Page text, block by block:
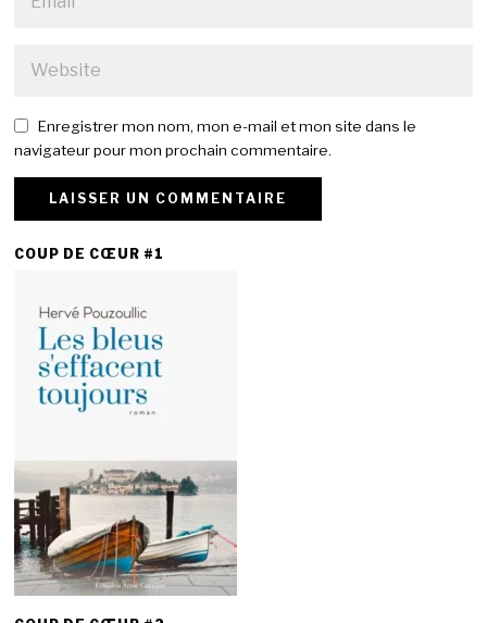
Enregistrer mon nom, mon e-mail et mon site dans le
navigateur pour mon prochain commentaire.
COUP DE CŒUR #1